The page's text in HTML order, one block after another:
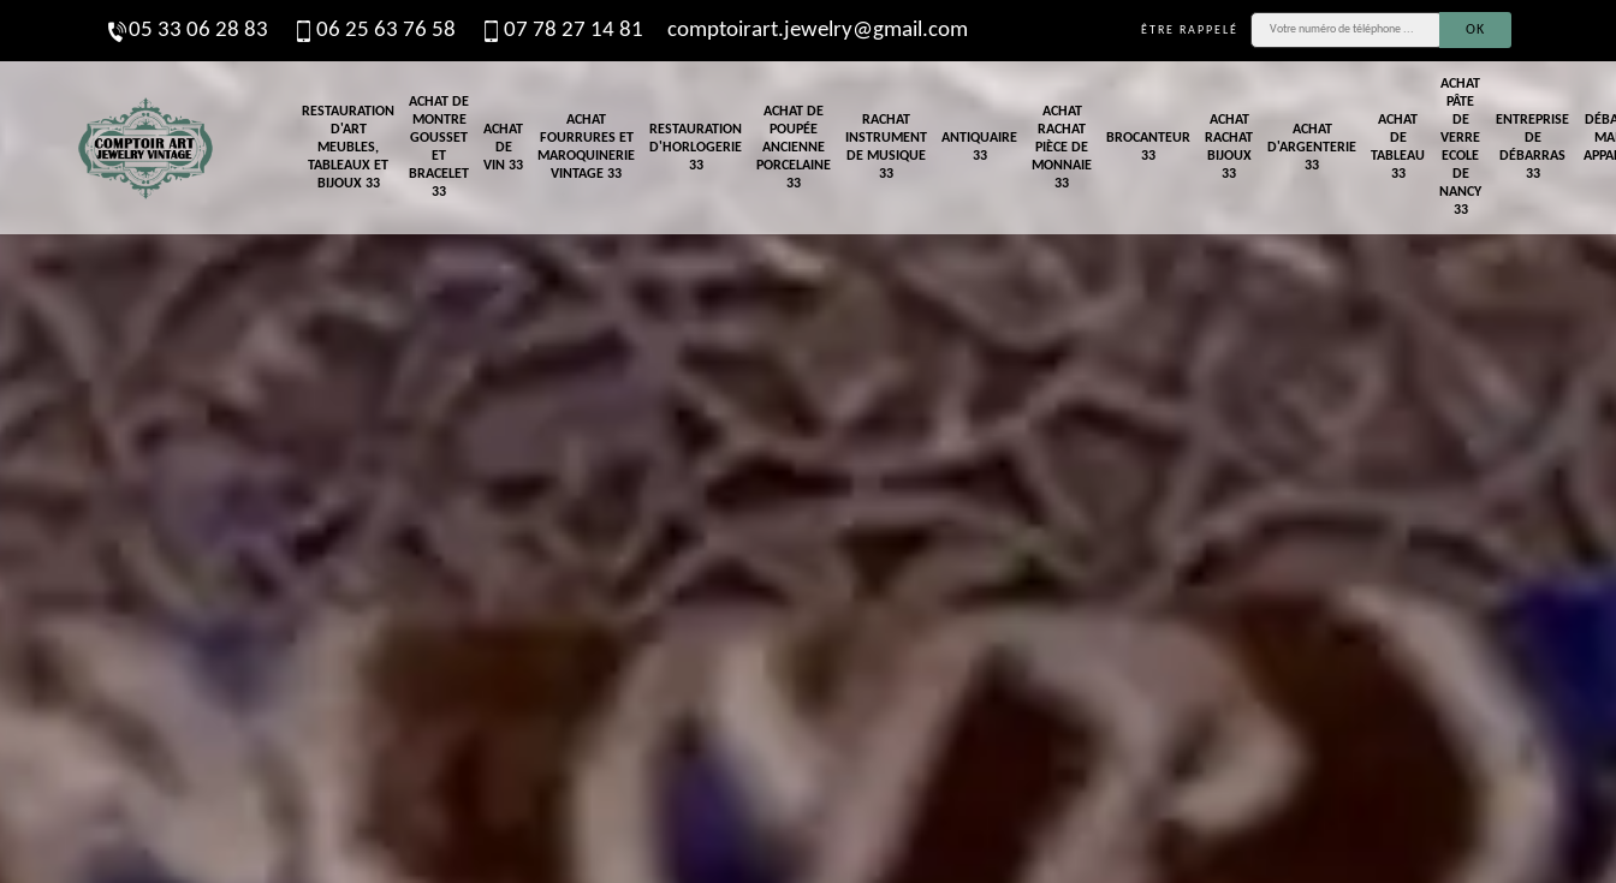
05 33 06 28 83 06 25 63 76 58 07 78 27 14 81 comptoirart.jewelry@gmail.com ÊTRE RAPPELÉ
RESTAURATION
D'ART
MEUBLES,
TABLEAUX ET
BIJOUX 33
ACHAT DE
MONTRE
GOUSSET
ET
BRACELET
33
ACHAT
DE
VIN 33
ACHAT
FOURRURES ET
MAROQUINERIE
VINTAGE 33
RESTAURATION
D'HORLOGERIE
33
ACHAT DE
POUPÉE
ANCIENNE
PORCELAINE
33
RACHAT
INSTRUMENT
DE MUSIQUE
33
ANTIQUAIRE
33
ACHAT
RACHAT
PIÈCE DE
MONNAIE
33
BROCANTEUR
33
ACHAT
RACHAT
BIJOUX
33
ACHAT
D'ARGENTERIE
33
ACHAT
DE
TABLEAU
33
ACHAT
PÂTE
DE
VERRE
ECOLE
DE
NANCY
33
ENTREPRISE
DE
DÉBARRAS
33